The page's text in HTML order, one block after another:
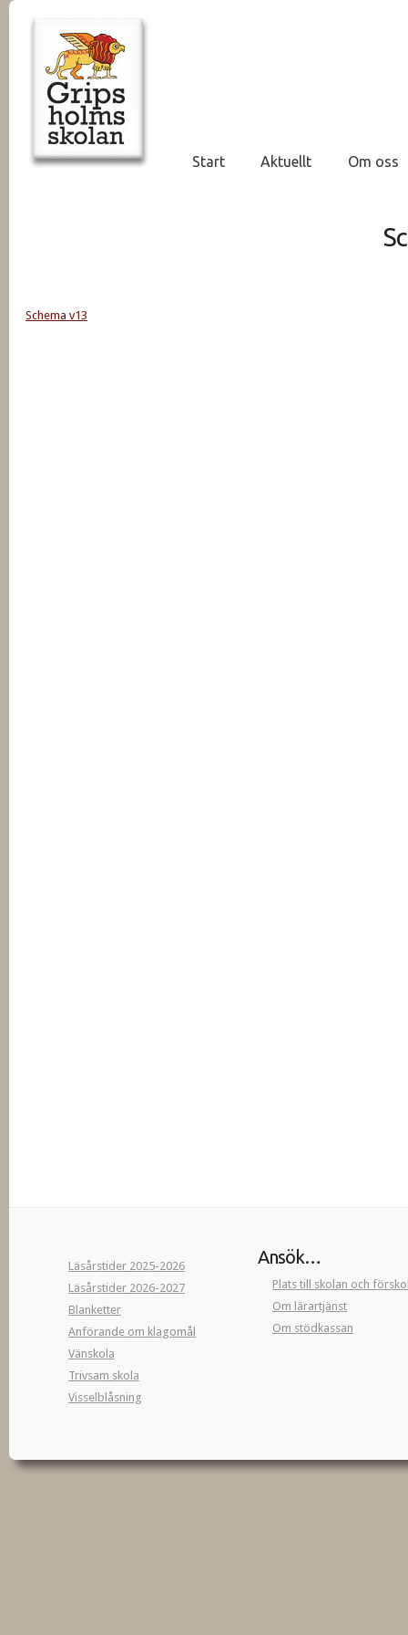
Start Aktuellt Om oss
Schema v13
Läsårstider 2025-2026
Läsårstider 2026-2027
Blanketter
Anförande om klagomål
Vänskola
Trivsam skola
Visselblåsning
Ansök…
Plats till skolan och
Om lärartjänst
Om stödkassan